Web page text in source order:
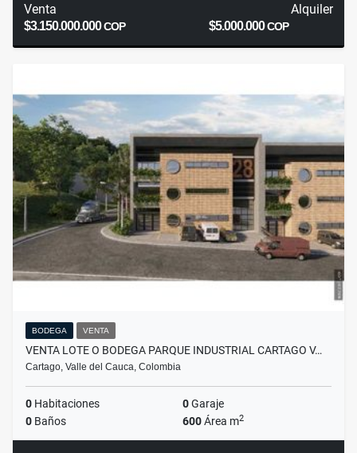
Venta
$3.150.000.000COP
Alquiler
$5.000.000COP
BODEGA VENTA
VENTA LOTE O BODEGA PARQUE INDUSTRIAL CARTAGO V…
Cartago, Valle del Cauca, Colombia
0 Habitaciones 0Garaje
0 Baños 600Área m2